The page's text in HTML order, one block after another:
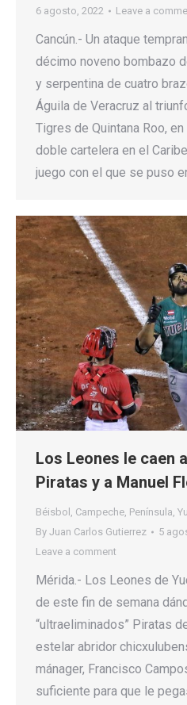
6 agosto, 2022 Leave a
Cancún.- Un ataque
décimo noveno bombazo
y serpentina de cuatro
Águila de Veracruz al
Tigres de Quintana Roo,
doble cartelera en el
juego con el que se puso
Los Leones le caen
Piratas y a Manuel
Béisbol , Campeche, Península,
By Juan Carlos Gutierrez
5
Leave a comment
Mérida.- Los Leones de
de este fin de semana
“ultraeliminados” Piratas
estelar abridor
mánager, Francisco
suficiente para que le